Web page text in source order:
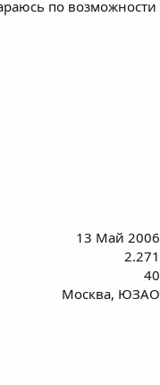
по возможности
13 Май 2006
2.271
40
Москва, ЮЗАО